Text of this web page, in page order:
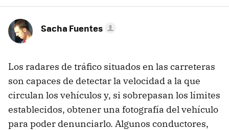
Sacha Fuentes
Los radares de tráfico situados en las carreteras
son capaces de detectar la velocidad a la que
circulan los vehículos y, si sobrepasan los límites
establecidos, obtener una fotografía del vehículo
para poder denunciarlo. Algunos conductores,